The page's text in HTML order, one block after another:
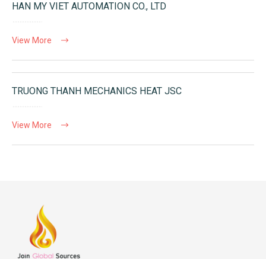
HAN MY VIET AUTOMATION CO., LTD
View More
TRUONG THANH MECHANICS HEAT JSC
View More